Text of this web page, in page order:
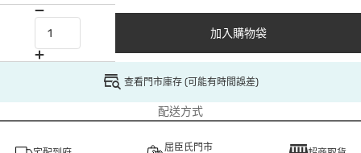
加入購物袋
查看門市庫存 (可能有時間誤差)
配送方式
屈臣氏門市